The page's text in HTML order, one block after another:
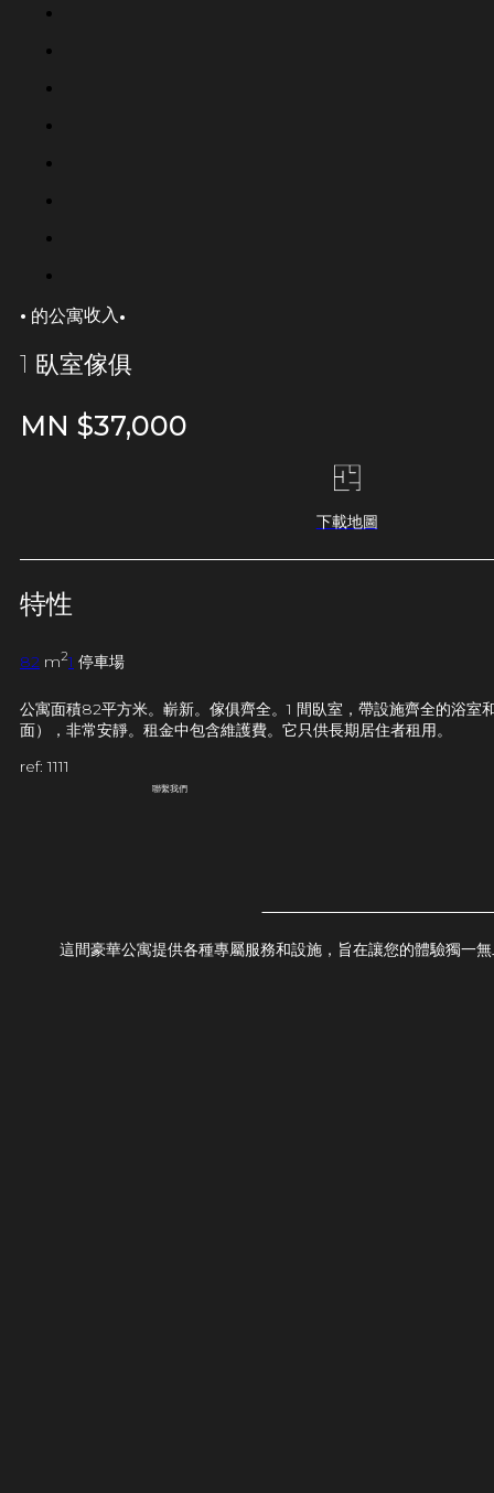
· 的公寓收入·
1 臥室傢俱
MN $37,000
下載地圖
特性
82 m21 停車場
公寓面積82平方米。嶄新。傢俱齊全。1 間臥室，帶設施齊全的浴
面），非常安靜。租金中包含維護費。它只供長期居住者租用。
ref: 1111
聯繫我們
這間豪華公寓提供各種專屬服務和設施，旨在讓您的體驗獨一